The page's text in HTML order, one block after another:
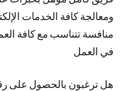
ومعالجة كافة الخدمات
منافسة تتناسب مع كافة
في العمل
هل ترغبون بالحصول على